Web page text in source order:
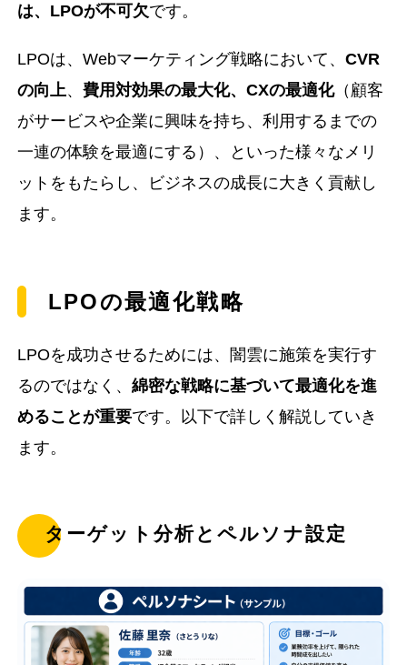
は、LPOが不可欠です。
LPOは、Webマーケティング戦略において、CVR
の向上、費用対効果の最大化、CXの最適化（顧客
がサービスや企業に興味を持ち、利用するまでの
一連の体験を最適にする）、といった様々なメリ
ットをもたらし、ビジネスの成長に大きく貢献し
ます。
LPOの最適化戦略
LPOを成功させるためには、闇雲に施策を実行す
るのではなく、綿密な戦略に基づいて最適化を進
めることが重要です。以下で詳しく解説していき
ます。
ターゲット分析とペルソナ設定